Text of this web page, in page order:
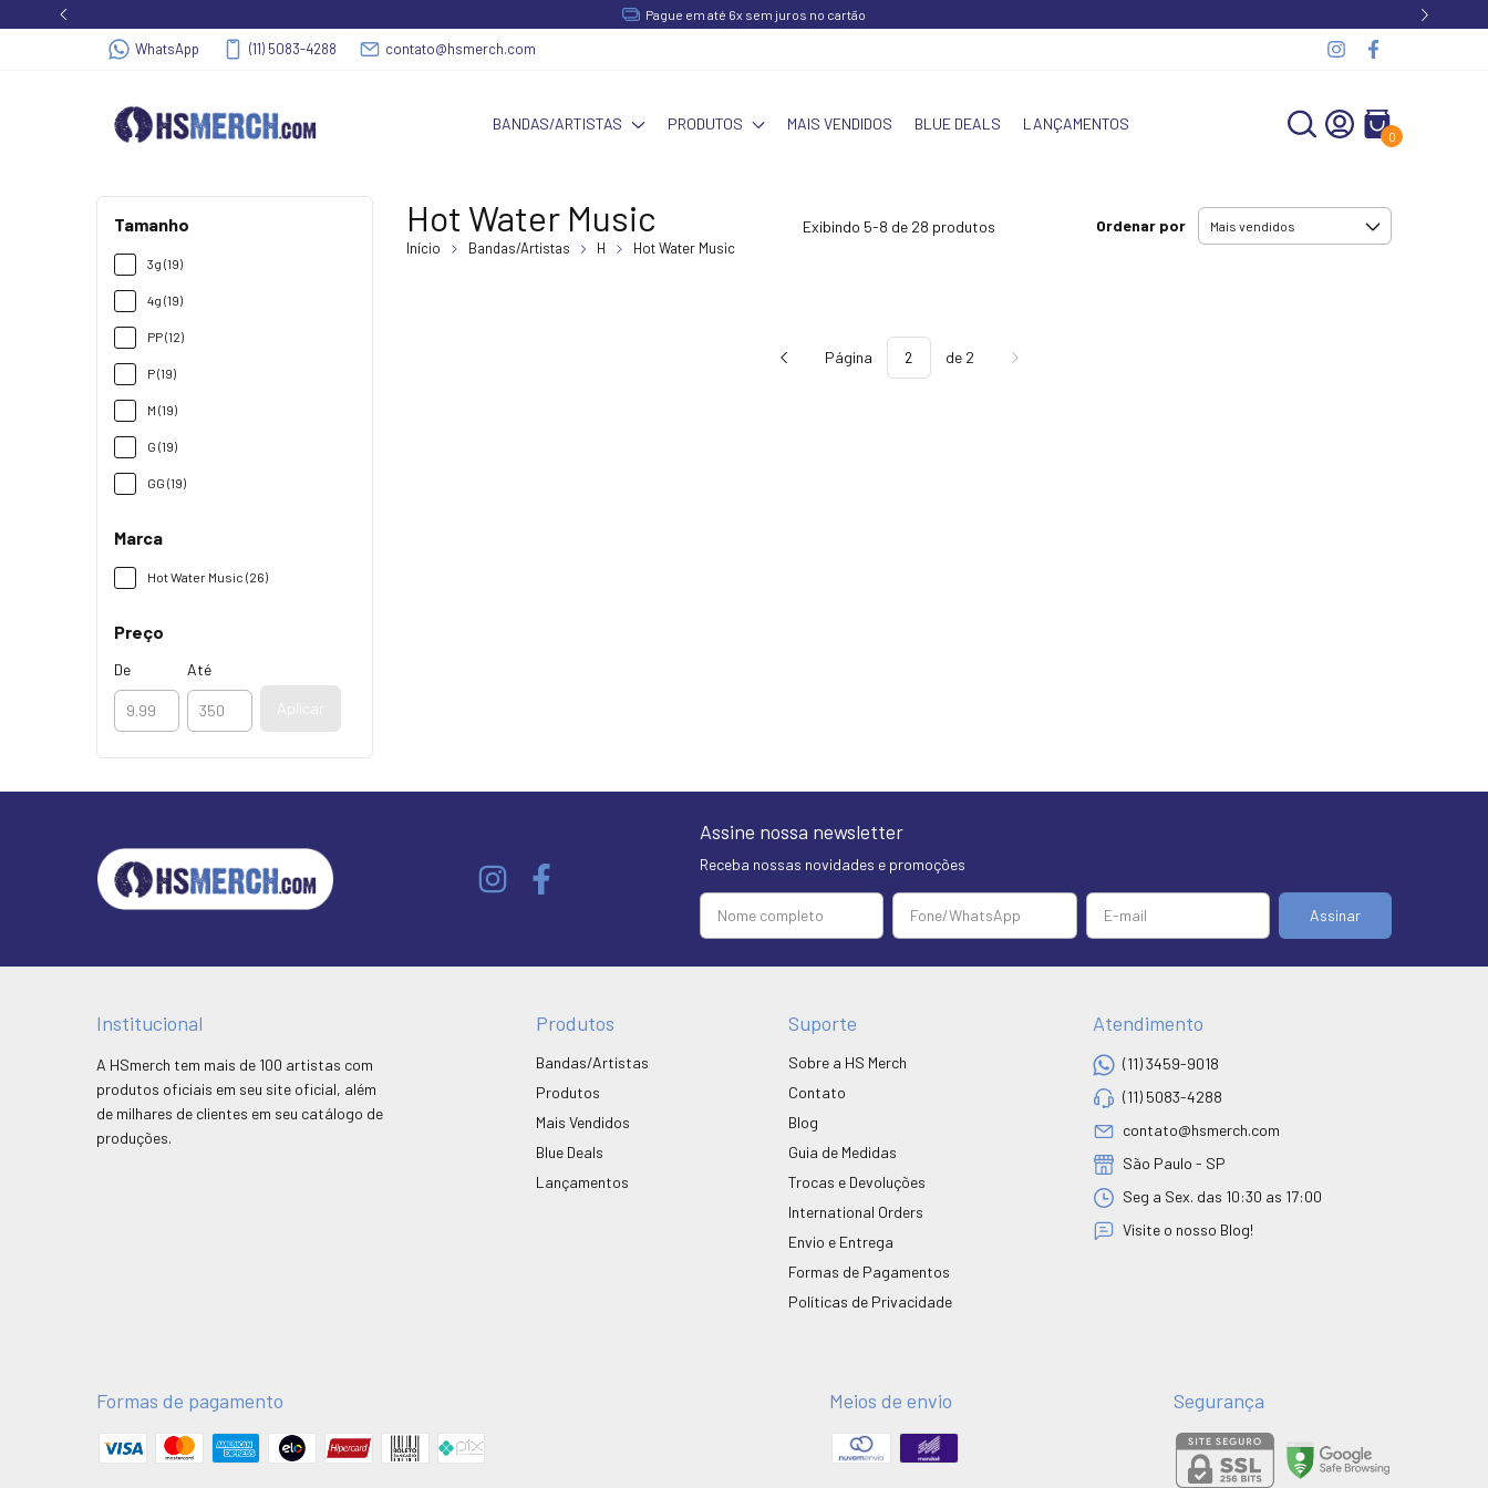
Pague em até 6x sem juros no cartão
WhatsApp (11) 5083-4288 contato@hsmerch.com
BANDAS/ARTISTAS PRODUTOS MAIS VENDIDOS BLUE DEALS LANÇAMENTOS
0
Tamanho
3g (19)
4g (19)
PP (12)
P (19)
M (19)
G (19)
GG (19)
Marca
Hot Water Music (26)
Preço
De Até
Aplicar
Hot Water Music
Início Bandas/Artistas H Hot Water Music
Exibindo 5-8 de 28 produtos Ordenar por
Página de 2
Assine nossa newsletter
Receba nossas novidades e promoções
Institucional
A HSmerch tem mais de 100 artistas com
produtos oficiais em seu site oficial, além
de milhares de clientes em seu catálogo de
produções.
Produtos
Bandas/Artistas
Produtos
Mais Vendidos
Blue Deals
Lançamentos
Suporte
Sobre a HS Merch
Contato
Blog
Guia de Medidas
Trocas e Devoluções
International Orders
Envio e Entrega
Formas de Pagamentos
Políticas de Privacidade
Atendimento
(11) 3459-9018
(11) 5083-4288
contato@hsmerch.com
São Paulo - SP
Seg a Sex. das 10:30 as 17:00
Visite o nosso Blog!
Formas de pagamento Meios de envio Segurança